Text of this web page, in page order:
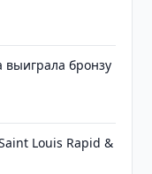
выиграла бронзу
Louis Rapid &